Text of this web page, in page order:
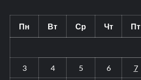
Пн Вт Ср Чт Пт
3 4 5 6 7